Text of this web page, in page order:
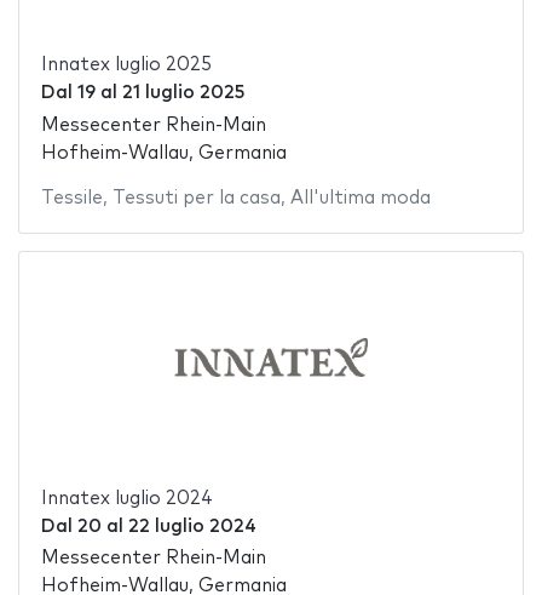
Innatex luglio 2025
Dal 19al 21 luglio 2025
Messecenter Rhein-Main
Hofheim-Wallau, Germania
Tessile, Tessuti per la casa, All'ultima moda
Innatex luglio 2024
Dal 20 al 22 luglio 2024
Messecenter Rhein-Main
Hofheim-Wallau, Germania